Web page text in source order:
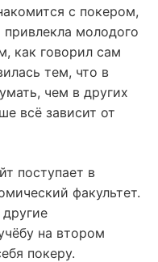
с покером,
привлекла молодого
как говорил сам
тем, что в
чем в других
всё зависит от
поступает в
факультет.
на втором
покеру.